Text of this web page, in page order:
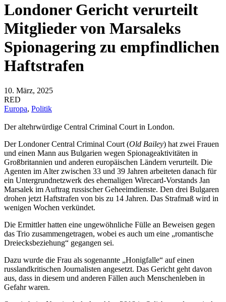
Londoner Gericht verurteilt
Mitglieder von Marsaleks
Spionagering zu empfindlichen
Haftstrafen
10. März, 2025
RED
Europa, Politik
Der altehrwürdige Central Criminal Court in London.
Der Londoner Central Criminal Court (Old Bailey) hat zwei Frauen
und einen Mann aus Bulgarien wegen Spionageaktivitäten in
Großbritannien und anderen europäischen Ländern verurteilt. Die
Agenten im Alter zwischen 33 und 39 Jahren arbeiteten danach für
ein Untergrundnetzwerk des ehemaligen Wirecard-Vorstands Jan
Marsalek im Auftrag russischer Geheeimdienste. Den drei Bulgaren
drohen jetzt Haftstrafen von bis zu 14 Jahren. Das Strafmaß wird in
wenigen Wochen verkündet.
Die Ermittler hatten eine ungewöhnliche Fülle an Beweisen gegen
das Trio zusammengetragen, wobei es auch um eine „romantische
Dreiecksbeziehung“ gegangen sei.
Dazu wurde die Frau als sogenannte „Honigfalle“ auf einen
russlandkritischen Journalisten angesetzt. Das Gericht geht davon
aus, dass in diesem und anderen Fällen auch Menschenleben in
Gefahr waren.